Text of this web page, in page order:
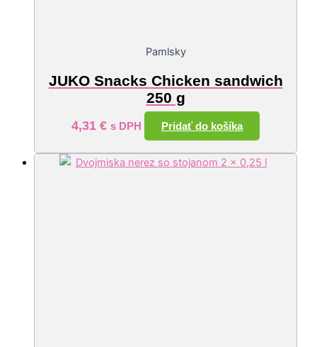
Pamlsky
JUKO Snacks Chicken sandwich
250 g
4,31 € s DPH Pridať do košíka